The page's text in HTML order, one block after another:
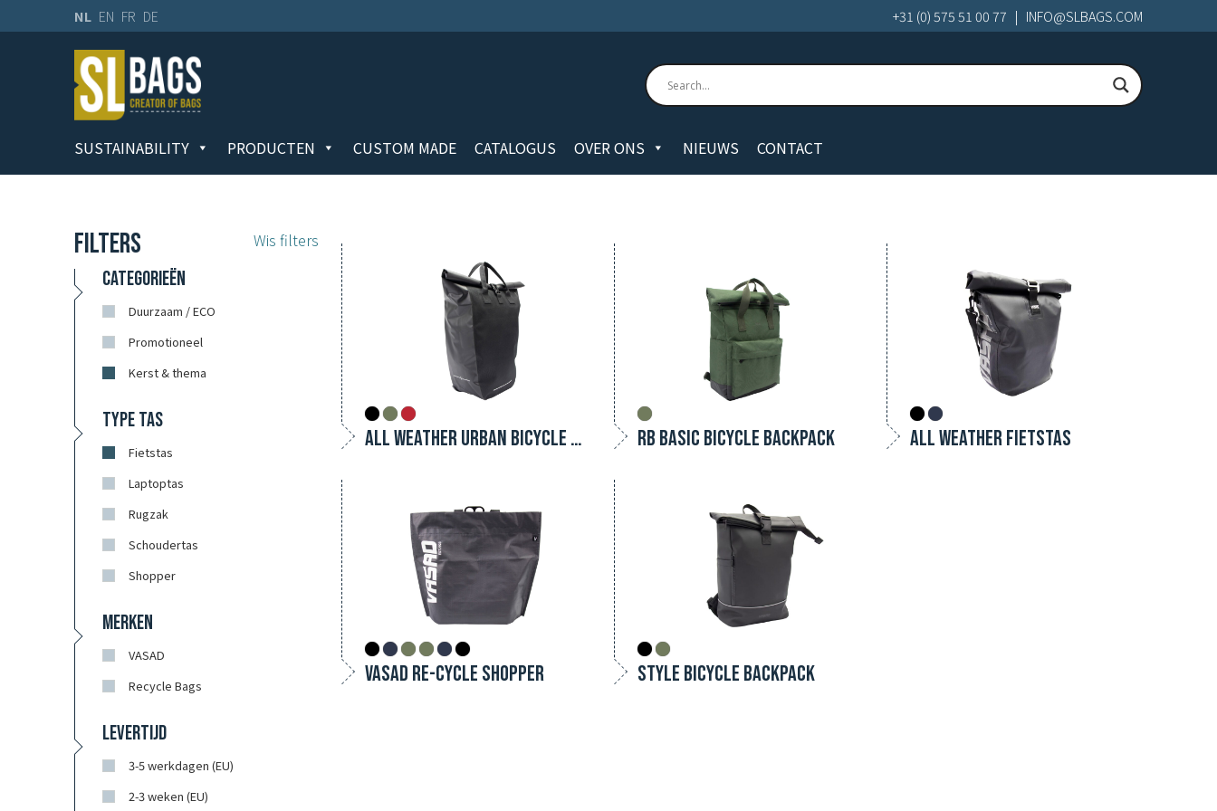
NL EN FR DE +31 (0) 575 51 00 77 | INFO@SLBAGS.COM
SUSTAINABILITY PRODUCTEN CUSTOM MADE CATALOGUS OVER ONS NIEUWS CONTACT
FILTERS
CATEGORIEËN
Duurzaam / ECO
Promotioneel
Kerst & thema
TYPE TAS
Fietstas
Laptoptas
Rugzak
Schoudertas
Shopper
MERKEN
VASAD
Recycle Bags
LEVERTIJD
3-5 werkdagen (EU)
2-3 weken (EU)
Wis filters
ALL WEATHER URBAN BICYCLE BAG RB BASIC BICYCLE BACKPACK ALL WEATHER FIETSTAS
VASAD RE-CYCLE SHOPPER STYLE BICYCLE BACKPACK